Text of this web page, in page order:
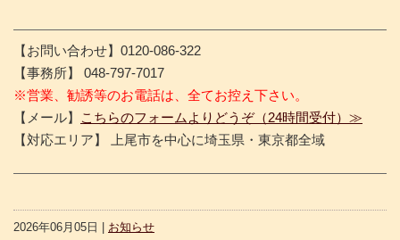
【お問い合わせ】0120-086-322
【事務所】 048-797-7017
※営業、勧誘等のお電話は、全てお控え下さい。
【メール】
こちらのフォームよりどうぞ（24時間受付）≫
【対応エリア】 上尾市を中心に埼玉県・東京都全域
2026年06月05日 | お知らせ